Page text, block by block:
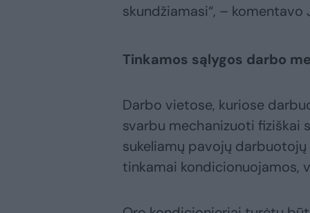
skundžiamasi“, – komentavo
Tinkamos sąlygos darbo
Darbo vietose, kuriose
svarbu mechanizuoti fiziškai
sukeliamų pavojų
tinkamai kondicionuojamos,